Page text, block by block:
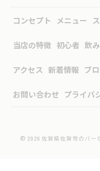
コンセプト メニュー
当店の特徴 初心者 飲
アクセス 新着情報 ブ
お問い合わせ プライバ
© 2026 佐賀県佐賀市のバーなら